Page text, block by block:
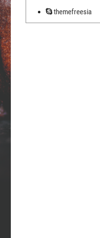
themefreesia